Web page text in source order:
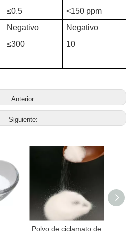
≤0.5 <150 ppm
Negativo
Negativo
≤300 10
Anterior:
Siguiente:
Polvo de ciclamato de